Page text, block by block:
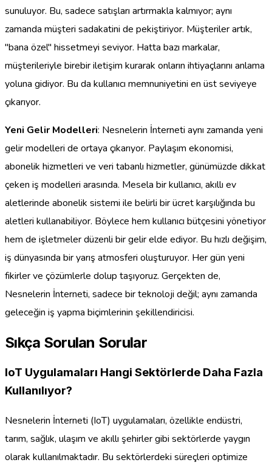
sunuluyor. Bu, sadece satışları artırmakla kalmıyor; aynı
zamanda müşteri sadakatini de pekiştiriyor. Müşteriler artık,
"bana özel" hissetmeyi seviyor. Hatta bazı markalar,
müşterileriyle birebir iletişim kurarak onların ihtiyaçlarını anlama
yoluna gidiyor. Bu da kullanıcı memnuniyetini en üst seviyeye
çıkarıyor.
Yeni Gelir Modelleri: Nesnelerin İnterneti aynı zamanda yeni
gelir modelleri de ortaya çıkarıyor. Paylaşım ekonomisi,
abonelik hizmetleri ve veri tabanlı hizmetler, günümüzde dikkat
çeken iş modelleri arasında. Mesela bir kullanıcı, akıllı ev
aletlerinde abonelik sistemi ile belirli bir ücret karşılığında bu
aletleri kullanabiliyor. Böylece hem kullanıcı bütçesini yönetiyor
hem de işletmeler düzenli bir gelir elde ediyor. Bu hızlı değişim,
iş dünyasında bir yarış atmosferi oluşturuyor. Her gün yeni
fikirler ve çözümlerle dolup taşıyoruz. Gerçekten de,
Nesnelerin İnterneti, sadece bir teknoloji değil; aynı zamanda
geleceğin iş yapma biçimlerinin şekillendiricisi.
Sıkça Sorulan Sorular
IoT Uygulamaları Hangi Sektörlerde Daha Fazla
Kullanılıyor?
Nesnelerin İnterneti (IoT) uygulamaları, özellikle endüstri,
tarım, sağlık, ulaşım ve akıllı şehirler gibi sektörlerde yaygın
olarak kullanılmaktadır. Bu sektörlerdeki süreçleri optimize